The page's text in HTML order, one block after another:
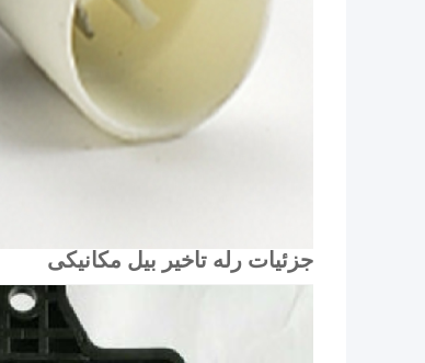
جزئیات رله تاخیر بیل مکانیکی